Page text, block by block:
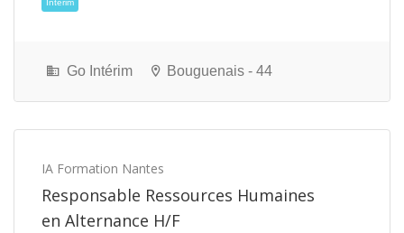
Go Intérim Bouguenais - 44
IA Formation Nantes
Responsable Ressources Humaines
en Alternance H/F